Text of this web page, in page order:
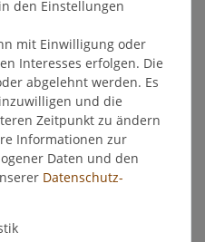
den Einstellungen
mit Einwilligung oder
Interesses erfolgen. Die
abgelehnt werden. Es
und die
Zeitpunkt zu ändern
Informationen zur
Daten und den
Daten­schutz­